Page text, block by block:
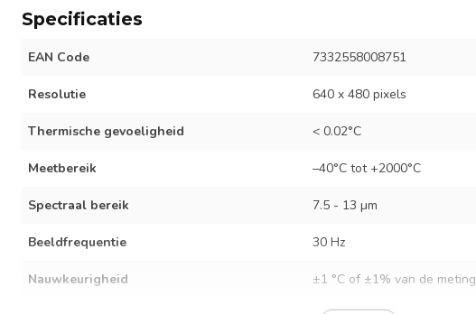
Specificaties
EAN Code 7332558008751
Resolutie 640 x 480 pixels
Thermische gevoeligheid < 0.02°C
Meetbereik –40°C tot +2000°C
Spectraal bereik 7.5 - 13 µm
Beeldfrequentie 30 Hz
Nauwkeurigheid ±1 °C of ±1% van de meting